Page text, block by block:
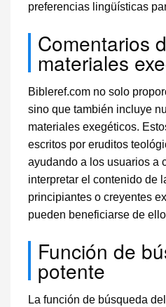
preferencias lingüísticas
Comentarios
materiales
Bibleref.com no solo
sino que también incluye
materiales exegéticos.
escritos por eruditos
ayudando a los usuarios a
interpretar el contenido de
principiantes o creyentes
pueden beneficiarse de
Función de
potente
La función de búsqueda